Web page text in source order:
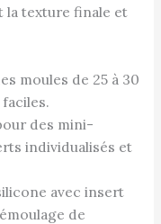
texture finale et
moules de 25 à 30
des mini-
individualisés et
avec insert
de